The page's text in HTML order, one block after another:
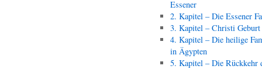
Essener
2. Kapitel – Die Essener
3. Kapitel – Christi Geburt
4. Kapitel – Die heilige
in Ägypten
5. Kapitel – Die Rückkehr